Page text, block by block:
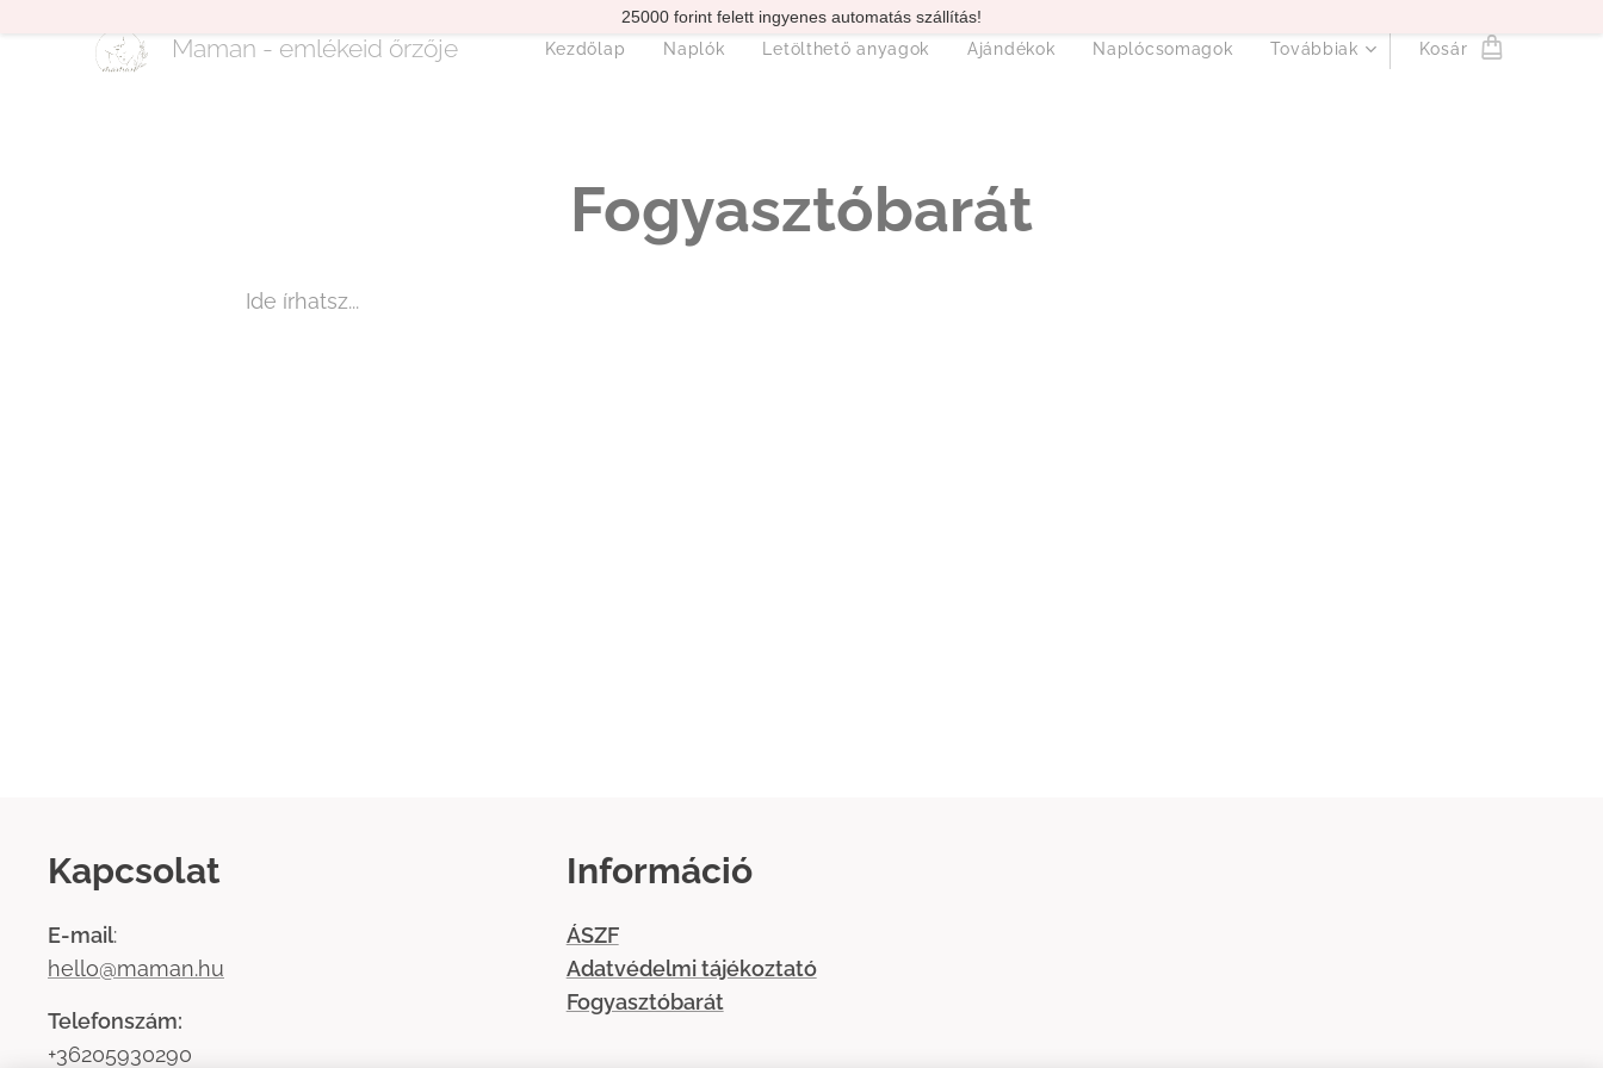
25000 forint felett ingyenes automatás szállítás!
Maman - emlékeid őrzője Kezdőlap Naplók Letölthető anyagok Ajándékok Naplócsomagok Továbbiak Kosár
Fogyasztóbarát
Ide írhatsz...
Kapcsolat
E-mail:
hello@maman.hu
Telefonszám:
+36205930290
Információ
ÁSZF
Adatvédelmi tájékoztató
Fogyasztóbarát